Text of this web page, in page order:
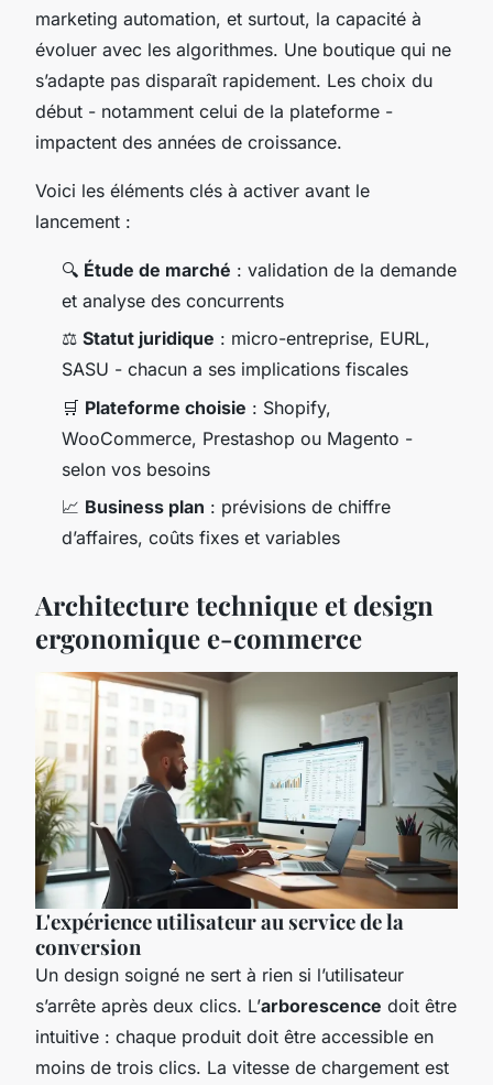
marketing automation, et surtout, la capacité à
évoluer avec les algorithmes. Une boutique qui ne
s’adapte pas disparaît rapidement. Les choix du
début - notamment celui de la plateforme -
impactent des années de croissance.
Voici les éléments clés à activer avant le
lancement :
🔍 Étude de marché : validation de la demande
et analyse des concurrents
⚖️ Statut juridique : micro-entreprise, EURL,
SASU - chacun a ses implications fiscales
🛒 Plateforme choisie : Shopify,
WooCommerce, Prestashop ou Magento -
selon vos besoins
📈 Business plan : prévisions de chiffre
d’affaires, coûts fixes et variables
Architecture technique et design
ergonomique e-commerce
L'expérience utilisateur au service de la
conversion
Un design soigné ne sert à rien si l’utilisateur
s’arrête après deux clics. L’arborescence doit être
intuitive : chaque produit doit être accessible en
moins de trois clics. La vitesse de chargement est